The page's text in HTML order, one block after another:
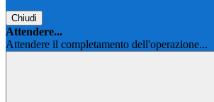
Chiudi
Attendere...
Attendere il completamento dell'operazione...